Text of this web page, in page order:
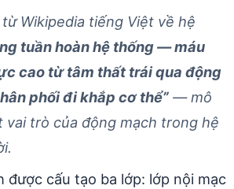
Wikipedia tiếng Việt về hệ
tuần hoàn hệ thống — máu
cao từ tâm thất trái qua động
phối đi khắp cơ thể” — mô
vai trò của động mạch trong hệ
được cấu tạo ba lớp: lớp nội mạc